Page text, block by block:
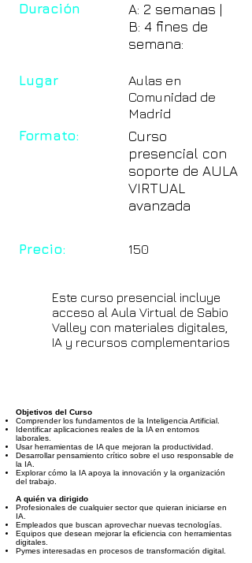
Duración
A: 2 semanas |
B: 4 fines de
semana:
Lugar
Aulas en
Comunidad de
Madrid
Formato:
Curso
presencial con
soporte de AULA
VIRTUAL
avanzada
Precio: 150
Este curso presencial incluye
acceso al Aula Virtual de Sabio
Valley con materiales digitales,
IA y recursos complementarios
Objetivos del Curso
Comprender los fundamentos de la Inteligencia Artificial.
Identificar aplicaciones reales de la IA en entornos
laborales.
Usar herramientas de IA que mejoran la productividad.
Desarrollar pensamiento crítico sobre el uso responsable de
la IA.
Explorar cómo la IA apoya la innovación y la organización
del trabajo.
A quién va dirigido
Profesionales de cualquier sector que quieran iniciarse en
IA.
Empleados que buscan aprovechar nuevas tecnologías.
Equipos que desean mejorar la eficiencia con herramientas
digitales.
Pymes interesadas en procesos de transformación digital.